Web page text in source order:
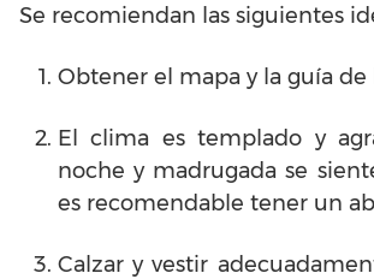
Se recomiendan las siguientes
Obtener el mapa y la guía de
El clima es templado y
noche y madrugada se
es recomendable tener un
Calzar y vestir